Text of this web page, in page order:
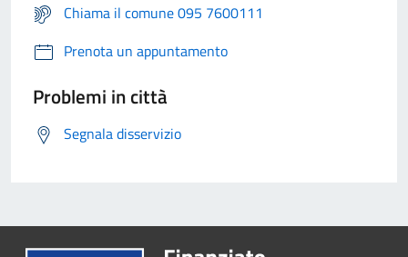
Chiama il comune 095 7600111
Prenota un appuntamento
Problemi in città
Segnala disservizio